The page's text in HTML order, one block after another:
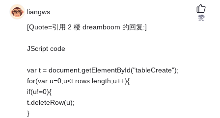
liangws
[Quote=引用 2 楼 dreamboom 的回复:]
JScript code
var t = document.getElementById("tableCreate");
for(var u=0;u<t.rows.length;u++){
if(u!=0){
t.deleteRow(u);
}
赞